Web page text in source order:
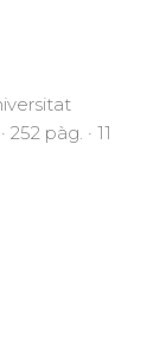
pàg. · 11